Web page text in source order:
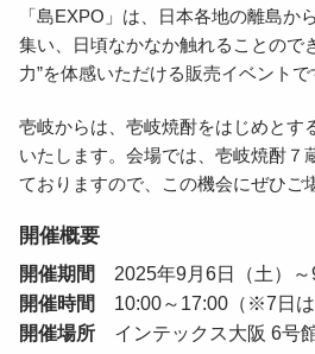
‐会社概要
フェア・催事
生産事業者
オンラインショップ
「島EXPO」は、日本各地の離島か
集い、日頃なかなか触れることので
力”を体感いただける販売イベントで
壱岐からは、壱岐焼酎をはじめとす
いたします。会場では、壱岐焼酎７
ておりますので、この機会にぜひご
開催概要
開催期間
2025年9月6日（土）～
開催時間
10:00～17:00（※7日は
開催場所 インテックス大阪 6号